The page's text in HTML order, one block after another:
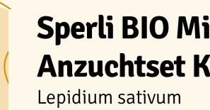
Sperli BIO
Anzuchtset
Lepidium sativum